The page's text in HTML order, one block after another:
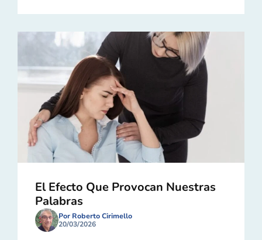
El Efecto Que Provocan Nuestras
Palabras
Por Roberto Cirimello
20/03/2026